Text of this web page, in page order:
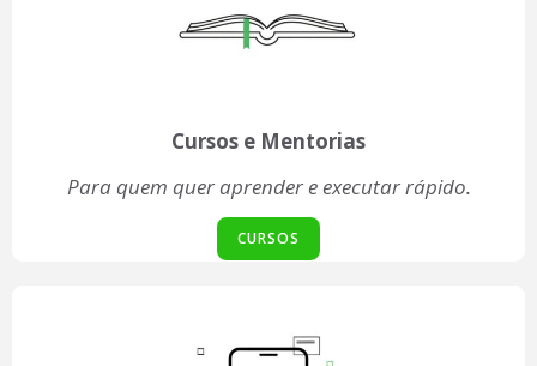
Cursos e Mentorias
Para quem quer aprender e executar rápido.
CURSOS